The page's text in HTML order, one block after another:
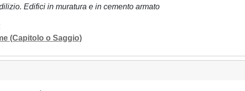
Edifici in muratura e in cemento armato
(Capitolo o Saggio)